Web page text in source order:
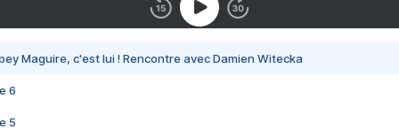
Maguire, c'est lui ! Rencontre avec Damien Witecka
6
5